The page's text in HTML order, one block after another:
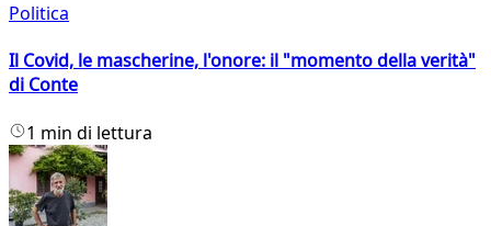
Politica
Il Covid, le mascherine, l'onore: il "momento della verità"
di Conte
1 min di lettura